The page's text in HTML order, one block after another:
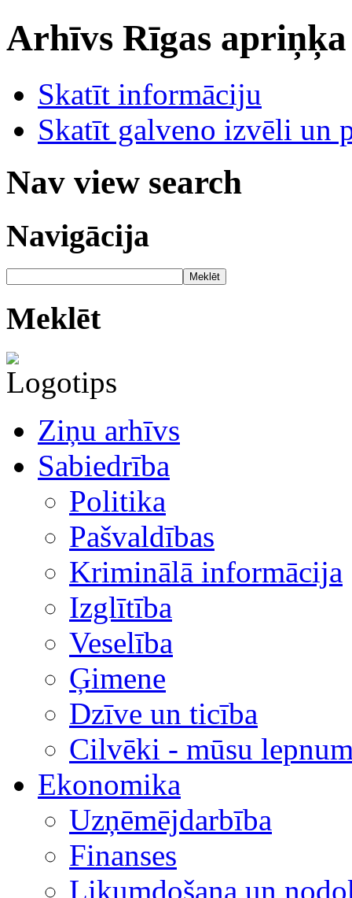
Arhīvs Rīgas
Skatīt informāciju
Skatīt galveno izvēli un
Nav view search
Navigācija
Meklēt
Meklēt
Ziņu arhīvs
Sabiedrība
Politika
Pašvaldības
Kriminālā informācija
Izglītība
Veselība
Ģimene
Dzīve un ticība
Cilvēki - mūsu
Ekonomika
Uzņēmējdarbība
Finanses
Likumdošana un